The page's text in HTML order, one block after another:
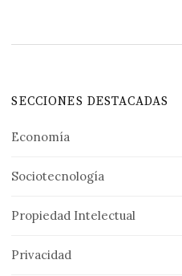
SECCIONES DESTACADAS
Economía
Sociotecnología
Propiedad Intelectual
Privacidad